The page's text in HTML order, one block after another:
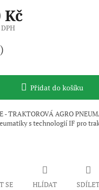
Kč
Přidat do košíku
- TRAKTOROVÁ AGRO
s technologií IF pro
SE HLÍDAT